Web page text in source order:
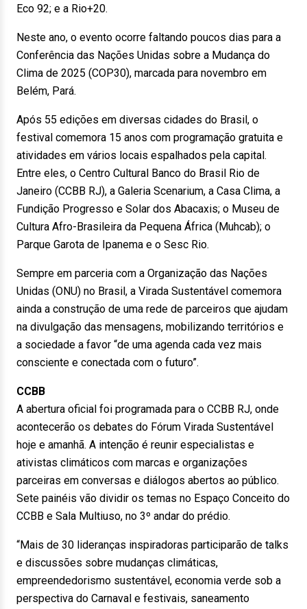
Eco 92; e a Rio+20.
Neste ano, o evento ocorre faltando poucos dias para a
Conferência das Nações Unidas sobre a Mudança do
Clima de 2025 (COP30), marcada para novembro em
Belém, Pará.
Após 55 edições em diversas cidades do Brasil, o
festival comemora 15 anos com programação gratuita e
atividades em vários locais espalhados pela capital.
Entre eles, o Centro Cultural Banco do Brasil Rio de
Janeiro (CCBB RJ), a Galeria Scenarium, a Casa Clima, a
Fundição Progresso e Solar dos Abacaxis; o Museu de
Cultura Afro-Brasileira da Pequena África (Muhcab); o
Parque Garota de Ipanema e o Sesc Rio.
Sempre em parceria com a Organização das Nações
Unidas (ONU) no Brasil, a Virada Sustentável comemora
ainda a construção de uma rede de parceiros que ajudam
na divulgação das mensagens, mobilizando territórios e
a sociedade a favor “de uma agenda cada vez mais
consciente e conectada com o futuro”.
CCBB
A abertura oficial foi programada para o CCBB RJ, onde
acontecerão os debates do Fórum Virada Sustentável
hoje e amanhã. A intenção é reunir especialistas e
ativistas climáticos com marcas e organizações
parceiras em conversas e diálogos abertos ao público.
Sete painéis vão dividir os temas no Espaço Conceito do
CCBB e Sala Multiuso, no 3º andar do prédio.
“Mais de 30 lideranças inspiradoras participarão de talks
e discussões sobre mudanças climáticas,
empreendedorismo sustentável, economia verde sob a
perspectiva do Carnaval e festivais, saneamento